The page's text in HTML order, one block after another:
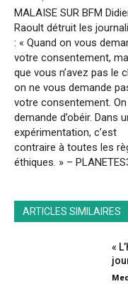
MALAISE SUR BFM
Raoult détruit les
: « Quand on vous
votre consentement,
que vous n’avez pas le
on ne vous demande
votre consentement.
demande d’obéir. Dans
expérimentation, c’est
contraire à toutes les
éthiques. » –
ARTICLES SIMILAIRES
«